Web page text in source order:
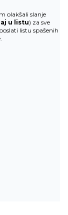
olakšali slanje
u listu) za sve
listu spašenih